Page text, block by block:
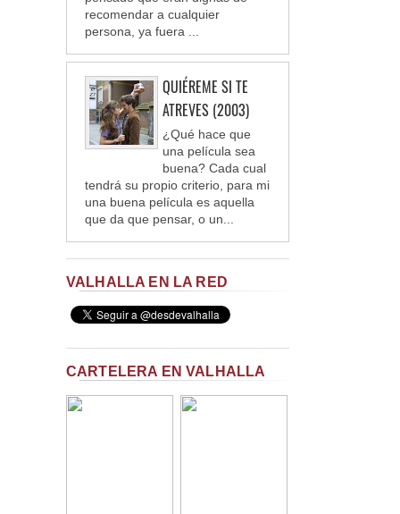
recomendar a cualquier
persona, ya fuera ...
QUIÉREME SI TE
ATREVES (2003)
¿Qué hace que
una película sea
buena? Cada cual
tendrá su propio criterio, para mi
una buena película es aquella
que da que pensar, o un...
VALHALLA EN LA RED
CARTELERA EN VALHALLA